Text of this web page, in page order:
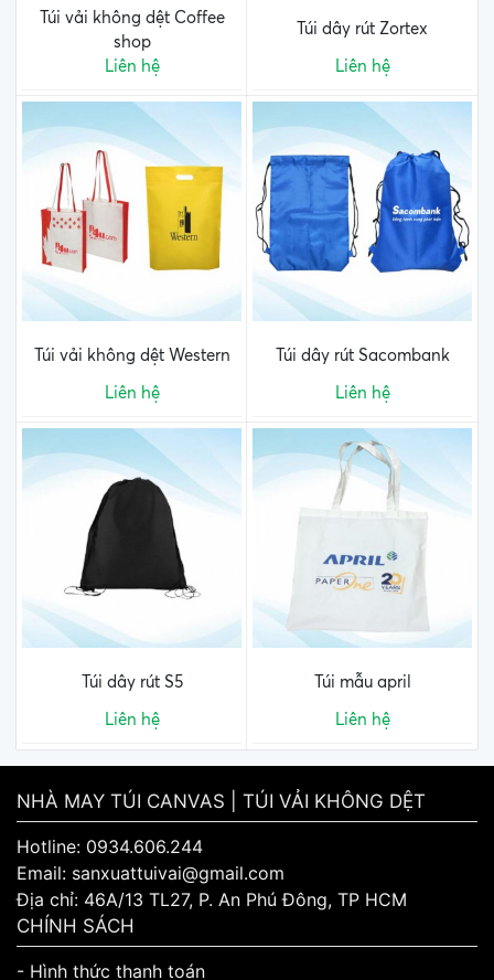
Túi vải không dệt Coffee
shop
Liên hệ
Túi dây rút Zortex
Liên hệ
Túi vải không dệt Western
Liên hệ
Túi dây rút Sacombank
Liên hệ
Túi dây rút S5
Liên hệ
Túi mẫu april
Liên hệ
NHÀ MAY TÚI CANVAS | TÚI VẢI KHÔNG DỆT
Hotline: 0934.606.244
Email: sanxuattuivai@gmail.com
Địa chỉ: 46A/13 TL27, P. An Phú Đông, TP HCM
CHÍNH SÁCH
- Hình thức thanh toán